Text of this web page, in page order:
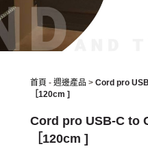
首頁 - 週邊產品 > Cord pro
［120cm ]
Cord pro USB-C to
［120cm ]